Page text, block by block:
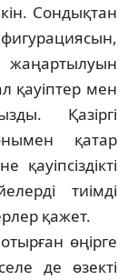
Сондықтан
қауіптер мен
Қазіргі
қатар
тиімді
қажет.
өңірге
де өзекті